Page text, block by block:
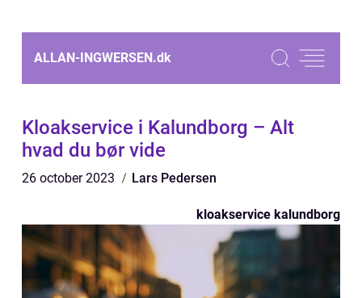
ALLAN-INGWERSEN.dk
Kloakservice i Kalundborg – Alt
hvad du bør vide
26 october 2023 Lars Pedersen
kloakservice kalundborg